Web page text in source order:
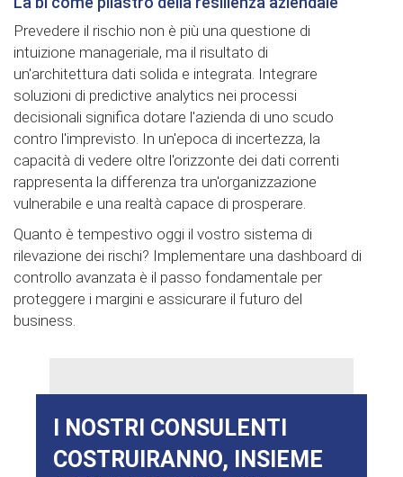
Prevedere il rischio non è più una questione di
intuizione manageriale, ma il risultato di
un'architettura dati solida e integrata. Integrare
soluzioni di predictive analytics nei processi
decisionali significa dotare l'azienda di uno scudo
contro l'imprevisto. In un'epoca di incertezza, la
capacità di vedere oltre l'orizzonte dei dati correnti
rappresenta la differenza tra un'organizzazione
vulnerabile e una realtà capace di prosperare.
Quanto è tempestivo oggi il vostro sistema di
rilevazione dei rischi? Implementare una dashboard di
controllo avanzata è il passo fondamentale per
proteggere i margini e assicurare il futuro del
business.
I NOSTRI CONSULENTI
COSTRUIRANNO, INSIEME